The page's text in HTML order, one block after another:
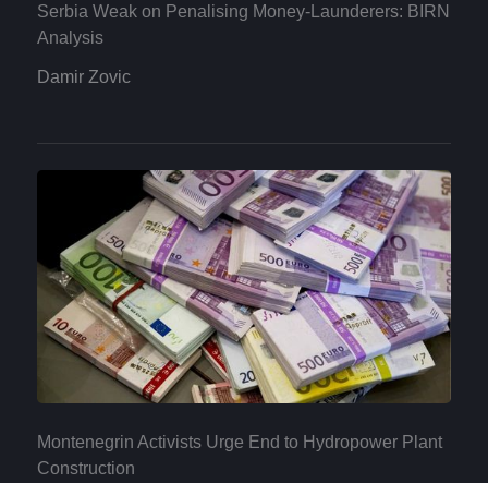
Serbia Weak on Penalising Money-Launderers: BIRN
Analysis
Damir Zovic
Montenegrin Activists Urge End to Hydropower Plant
Construction